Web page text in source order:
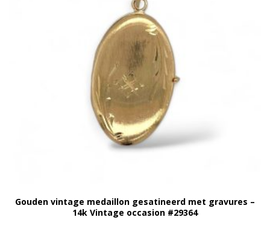
Gouden vintage medaillon gesatineerd met gravures –
14k Vintage occasion #29364